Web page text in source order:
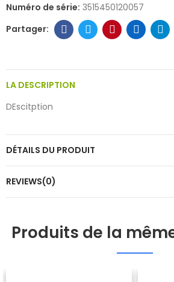
Numéro de série: 3515450120057
LA DESCRIPTION
DEscitption
DÉTAILS DU PRODUIT
REVIEWS(0)
Produits de la